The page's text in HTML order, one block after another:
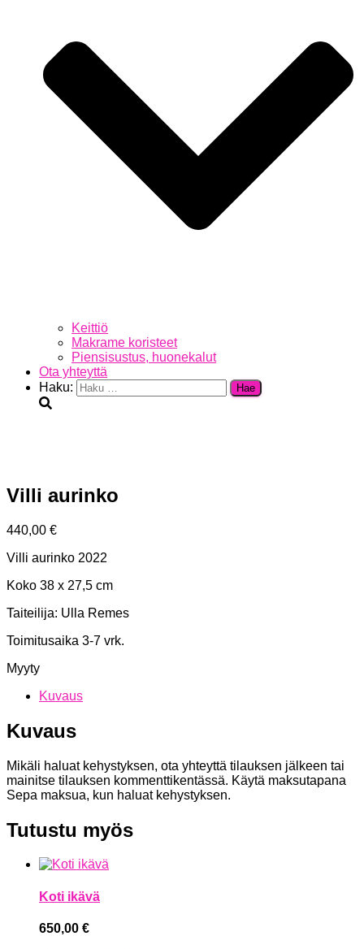
Keittiö
Makrame koristeet
Piensisustus, huonekalut
Ota yhteyttä
Haku:
Villi aurinko
440,00 €
Villi aurinko 2022
Koko 38 x 27,5 cm
Taiteilija: Ulla Remes
Toimitusaika 3-7 vrk.
Myyty
Kuvaus
Kuvaus
Mikäli haluat kehystyksen, ota yhteyttä tilauksen jälkeen tai
mainitse tilauksen kommenttikentässä. Käytä maksutapana
Sepa maksua, kun haluat kehystyksen.
Tutustu myös
Koti ikävä
650,00 €